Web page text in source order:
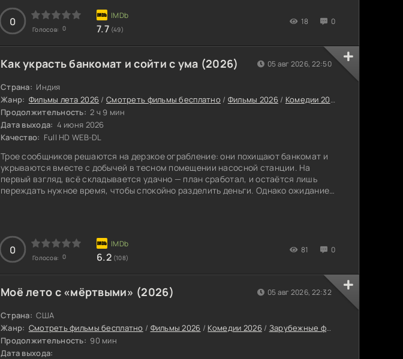
0
Голосов: 0 7.7 (49)
18 0
Как украсть банкомат и сойти с ума (2026)
Страна: Индия
Жанр: Фильмы лета 2026 /Смотреть фильмы бесплатно / Фильмы 2026/ Комедии 2026
Продолжительность: 2 ч 9 мин
Дата выхода: 4 июня 2026
Качество: Full HD WEB-DL
Трое сообщников решаются на дерзкое ограбление: они похищают банкомат и
укрываются вместе с добычей в тесном помещении насосной станции. На
первый взгляд, всё складывается удачно — план сработал, и остаётся лишь
переждать нужное время, чтобы спокойно разделить деньги. Однако ожидание
0
Голосов: 0 6.2 (108)
81 0
05 авг 2026, 22:50
Моё лето с «мёртвыми» (2026)
Страна: США
Жанр: Смотреть фильмы бесплатно / Фильмы 2026 / Комедии 2026/ Зарубежные фильмы 2026
Продолжительность: 90 мин
Дата выхода:
05 авг 2026, 22:32